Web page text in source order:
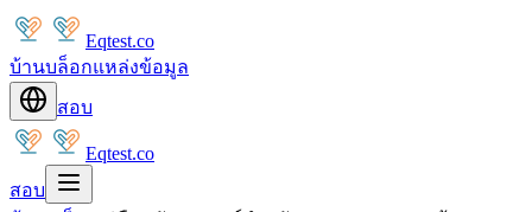
Eqtest.co
บ้านบล็อกแหล่งข้อมูล
สอบ
Eqtest.co
สอบ